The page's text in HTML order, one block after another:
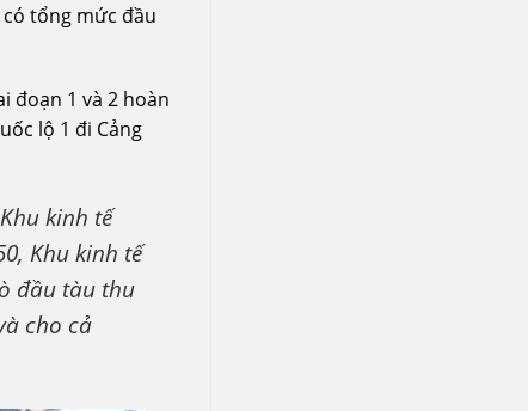
tổng mức đầu
đoạn 1 và 2 hoàn
lộ 1 đi Cảng
kinh tế
Khu kinh tế
đầu tàu thu
cho cả